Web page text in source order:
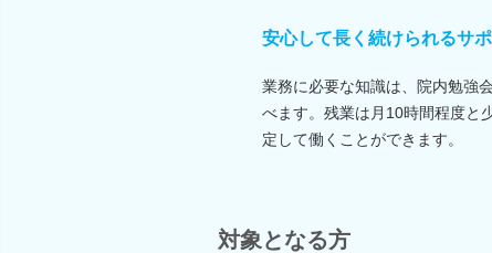
安心して長く続けられるサ
業務に必要な知識は、院内勉強
べます。残業は月10時間程度と
定して働くことができます。
対象となる方